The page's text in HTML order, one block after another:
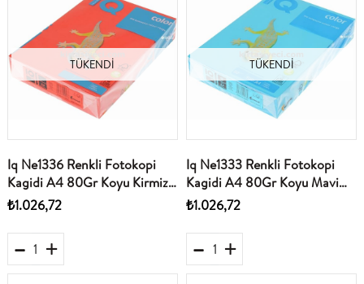
TÜKENDI
Iq Ne1336 Renkli Fotokopi
Kagidi A4 80Gr Koyu Kirmizi
500Lü Paket
₺1.026,72
TÜKENDI
Iq Ne1333 Renkli Fotokopi
Kagidi A4 80Gr Koyu Mavi
500Lü Paket
₺1.026,72